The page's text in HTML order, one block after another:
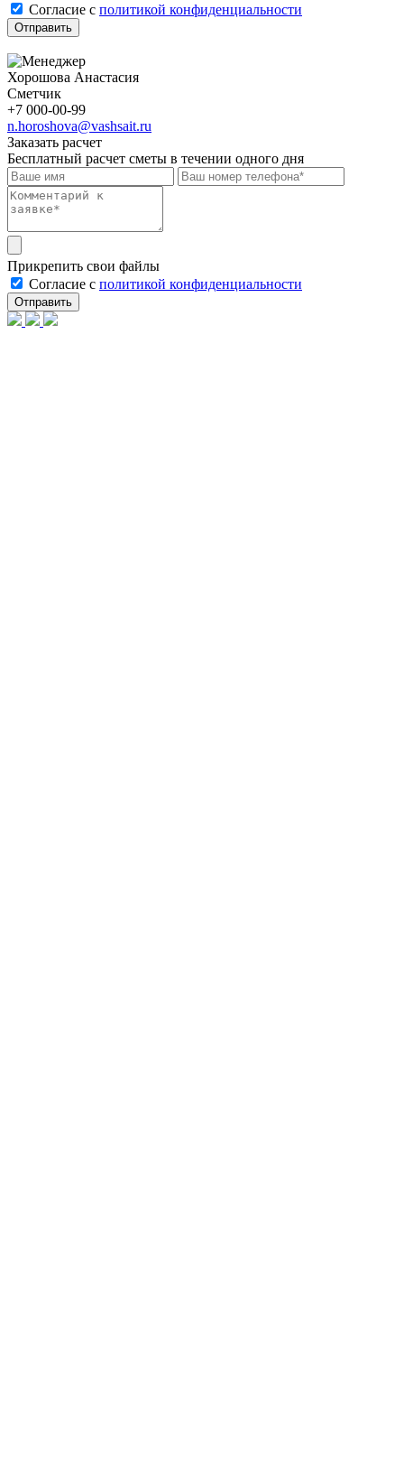
Cогласие с политикой конфиденциальности
Отправить
Хорошова Анастасия
Сметчик
+7 000-00-99
n.horoshova@vashsait.ru
Заказать расчет
Бесплатный расчет сметы в течении одного дня
Прикрепить свои файлы
Cогласие с политикой конфиденциальности
Отправить